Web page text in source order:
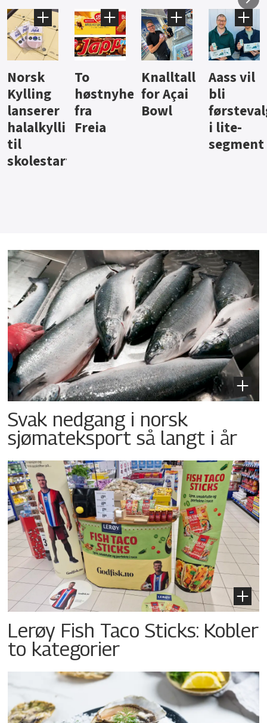
Knalltall
for Açai
Bowl
Aass vil
bli
førstevalg
i lite-
Brus og
jus fra
Berentsen
Hard
iste fra
Hansa
Svak nedgang i norsk
sjømateksport så langt i år
Lerøy Fish Taco Sticks: Kobler
to kategorier